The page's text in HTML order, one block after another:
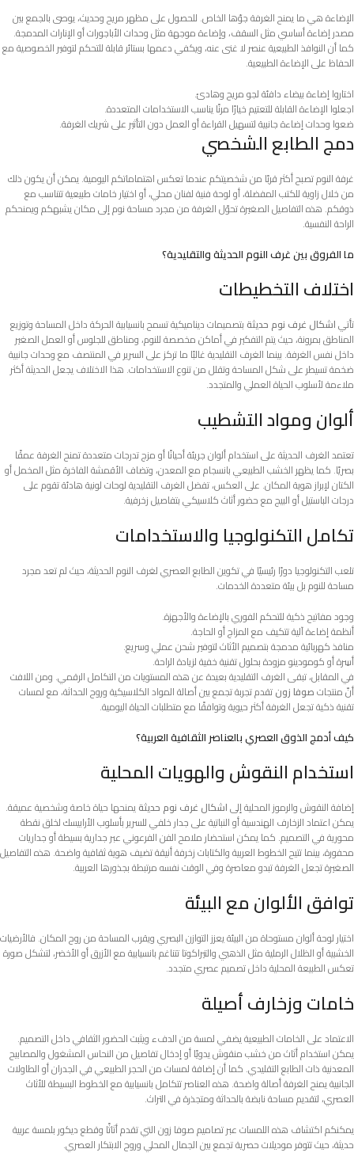
الإضاءة هي ما يمنح الغرفة جوّها الخاص. للحصول على مظهر مريح وحديث، يوصى بالجمع بين
مصدر إضاءة أساسي مثل السقف، وإضاءة موجهة مثل وحدات الأباجورات أو الإنارات المدمجة.
كما أن النوافذ الطبيعية عنصر لا غنى عنه، ويكفي دعمها بستائر قابلة للتحكم لتوفير الخصوصية مع
الحفاظ على الإضاءة الطبيعية.
اختاروا إضاءة بيضاء دافئة لجو مريح وهادئ.
اجعلوا الإضاءة القابلة للتعتيم خيارًا مرنًا يناسب الاستخدامات المتعددة.
ضعوا وحدات إضاءة جانبية لتسهيل القراءة أو العمل دون التأثير على شريك الغرفة.
دمج الطابع الشخصي
غرفة النوم تصبح أكثر قربًا من شخصيتكم عندما تعكس اهتماماتكم اليومية. يمكن أن يكون ذلك
من خلال زاوية للكتب المفضلة، أو لوحة فنية لفنان محلي، أو اختيار خامات طبيعية تتناسب مع
ذوقكم. هذه التفاصيل الصغيرة تحوّل الغرفة من مجرد مساحة نوم إلى مكان يشبهكم ويمنحكم
الراحة النفسية.
ما الفروق بين غرف النوم الحديثة والتقليدية؟
اختلاف التخطيطات
تأتياشكال غرف نوم حديثة بتصميمات ديناميكية تسمح بانسيابية الحركة داخل المساحة وتوزيع
المناطق بمرونة، حيث يتم التفكير في أماكن مخصصة للنوم، ومناطق للجلوس أو العمل الصغير
داخل نفس الغرفة. بينما الغرف التقليدية غالبًا ما تركز على السرير في المنتصف مع وحدات جانبية
ضخمة تسيطر على شكل المساحة وتقلل من تنوع الاستخدامات. هذا الاختلاف يجعل الحديثة أكثر
ملاءمة لأسلوب الحياة العملي والمتجدد.
ألوان ومواد التشطيب
تعتمد الغرف الحديثة على استخدام ألوان جريئة أحيانًا أو مزج تدرجات متعددة تمنح الغرفة عمقًا
بصريًا. كما يظهر الخشب الطبيعي بانسجام مع المعدن، وتضاف الأقمشة الفاخرة مثل المخمل أو
الكتان لإبراز هوية المكان. على العكس، تفضل الغرف التقليدية لوحات لونية هادئة تقوم على
درجات الباستيل أو البيج مع حضور أثاث كلاسيكي بتفاصيل زخرفية.
تكامل التكنولوجيا والاستخدامات
تلعب التكنولوجيا دورًا رئيسيًا في تكوين الطابع العصري لغرف النوم الحديثة، حيث لم تعد مجرد
مساحة للنوم بل بيئة متعددة الخدمات.
وجود مفاتيح ذكية للتحكم الفوري بالإضاءة والأجهزة.
أنظمة إضاءة آلية تتكيف مع المزاج أو الحاجة.
منافذ كهربائية مدمجة بتصميم الأثاث لتوفير شحن عملي وسريع.
أسِرة أو كومودينو مزودة بحلول تقنية خفية لزيادة الراحة.
في المقابل، تبقى الغرف التقليدية بعيدة عن هذه المستويات من التكامل الرقمي. ومن اللافت
أنّ منتجاتصوفا زونتقدم تجربة تجمع بين أصالة المواد الكلاسيكية وروح الحداثة، مع لمسات
تقنية ذكية تجعل الغرفة أكثر حيوية وتوافقًا مع متطلبات الحياة اليومية.
كيف أدمج الذوق العصري بالعناصر الثقافية العربية؟
استخدام النقوش والهويات المحلية
إضافة النقوش والرموز المحلية إلىاشكال غرف نوم حديثة يمنحها حياة خاصة وشخصية عميقة.
يمكن اعتماد الزخارف الهندسية أو النباتية على جدار خلفي للسرير بأسلوب الأرابيسك لخلق نقطة
محورية في التصميم. كما يمكن استحضار ملامح الفن الفرعوني عبر جدارية بسيطة أو جداريات
محفورة، بينما تتيح الخطوط العربية والكتابات زخرفة أنيقة تضيف هوية ثقافية واضحة. هذه التفاصيل
الصغيرة تجعل الغرفة تبدو معاصرة وفي الوقت نفسه مرتبطة بجذورها العربية.
توافق الألوان مع البيئة
اختيار لوحة ألوان مستوحاة من البيئة يعزز التوازن البصري ويقرب المساحة من روح المكان. فالأرضيات
الخشبية أو الظلال الرملية مثل الذهبي والتيراكوتا تتناغم بانسيابية مع الأزرق أو الأخضر، لتشكل صورة
تعكس الطبيعة المحلية داخل تصميم عصري متجدد.
خامات وزخارف أصيلة
الاعتماد على الخامات الطبيعية يضفي لمسة من الدفء ويثبت الحضور الثقافي داخل التصميم.
يمكن استخدام أثاث من خشب منقوش يدويًا أو إدخال تفاصيل من النحاس المشغول والمصابيح
المعدنية ذات الطابع التقليدي. كما أن إضافة لمسات من الحجر الطبيعي في الجدران أو الطاولات
الجانبية يمنح الغرفة أصالة واضحة. هذه العناصر تتكامل بانسيابية مع الخطوط البسيطة للأثاث
العصري، لتقديم مساحة نابضة بالحداثة ومتجذرة في التراث.
يمكنكم اكتشاف هذه اللمسات عبر تصاميم صوفا زون التي تقدم أثاثًا وقطع ديكور بلمسة عربية
حديثة، حيث تتوفر موديلات حصرية تجمع بين الجمال المحلي وروح الابتكار العصري.